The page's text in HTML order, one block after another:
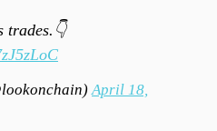
trades.👇
April 18,